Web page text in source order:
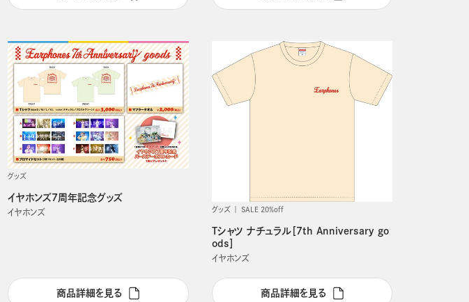
グッズ
イヤホンズ7周年記念グッズ
イヤホンズ
商品詳細を見る
グッズ SALE 20%off
Tシャツ ナチュラル［7th Anniversary go
ods］
イヤホンズ
商品詳細を見る